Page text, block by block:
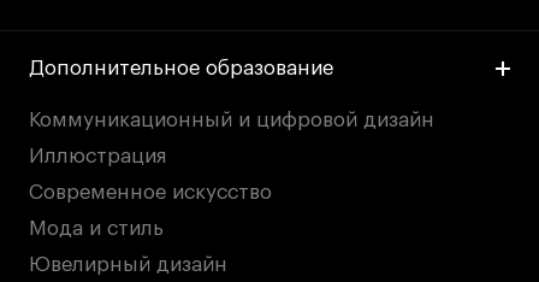
Дополнительное образование
Коммуникационный и цифровой дизайн
Иллюстрация
Современное искусство
Мода и стиль
Ювелирный дизайн